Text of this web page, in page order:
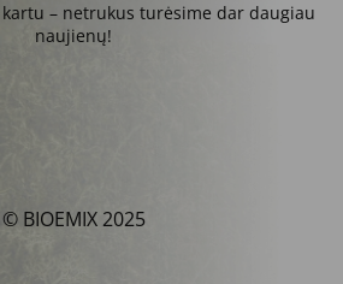
kartu – netrukus turėsime dar daugiau
naujienų!
© BIOEMIX 2025